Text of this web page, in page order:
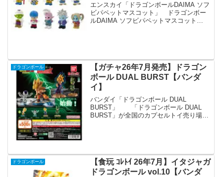
エンスカイ「ドラゴンボールDAIMA ソフ
ビパペットマスコット」 ドラゴンボー
ルDAIMA ソフビパペットマスコット
ドラゴンボール
【ガチャ26年7月発売】ドラゴン
ボール DUAL BURST【バンダ
イ】
バンダイ「ドラゴンボール DUAL
BURST」 「ドラゴンボール DUAL
BURST」が全国のカプセルトイ売り場か
ドラゴンボール
【食玩 ｺﾚﾄｲ 26年7月】イタジャガ
ドラゴンボール vol.10【バンダ